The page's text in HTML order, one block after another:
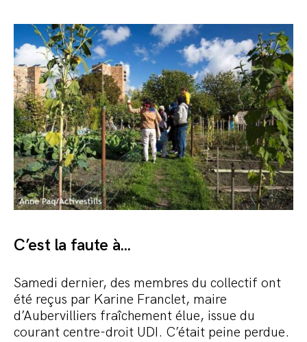
C’est la faute à…
Samedi dernier, des membres du collectif ont
été reçus par Karine Franclet, maire
d’Aubervilliers fraîchement élue, issue du
courant centre-droit UDI. C’était peine perdue.